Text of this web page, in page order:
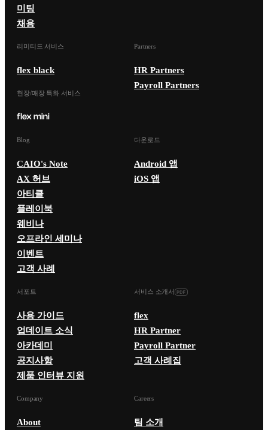
미팅
채용
리미티드 서비스
flex black
현장/매장 특화 서비스
Partners
HR Partners
Payroll Partners
Blog
CAIO's Note
AX 허브
아티클
플레이북
웨비나
오프라인 세미나
이벤트
고객 사례
다운로드
Android 앱
iOS 앱
서포트
사용 가이드
업데이트 소식
아카데미
공지사항
제품 인터뷰 지원
서비스 소개서
flex
HR Partner
Payroll Partner
고객 사례집
Company
About
Careers
팀 소개